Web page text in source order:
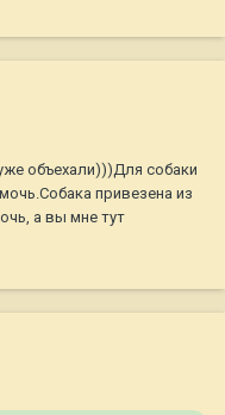
объехали)))Для собаки
привезена из
а вы мне тут